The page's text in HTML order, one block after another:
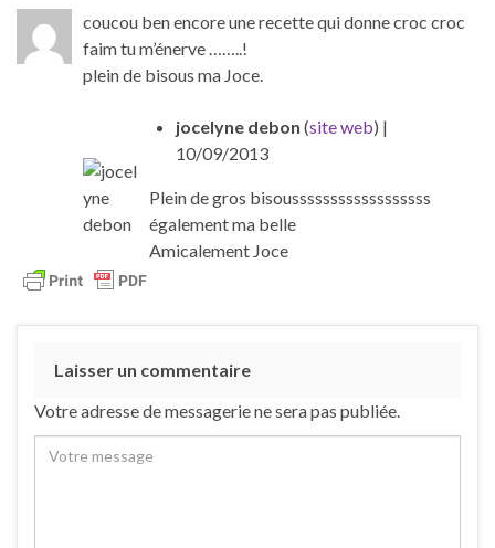
coucou ben encore une recette qui donne croc croc
faim tu m’énerve ……..!
plein de bisous ma Joce.
jocelyne debon (site web) |
10/09/2013
Plein de gros bisoussssssssssssssssss
également ma belle
Amicalement Joce
Laisser un commentaire
Votre adresse de messagerie ne sera pas publiée.